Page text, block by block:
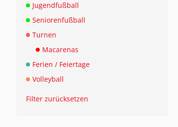
Jugendfußball
Seniorenfußball
Turnen
Macarenas
Ferien / Feiertage
Volleyball
Filter zurücksetzen